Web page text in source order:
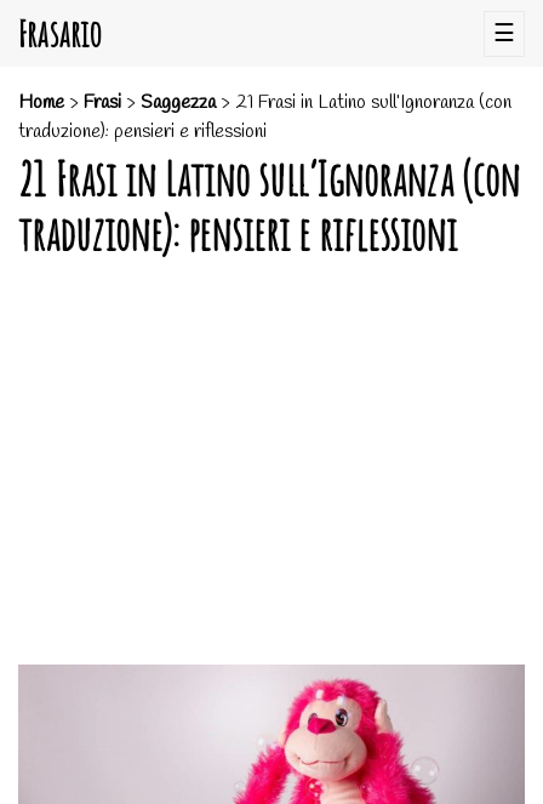
Frasario ☰
Home>Frasi > Saggezza> 21 Frasi in Latino sull’Ignoranza (con
traduzione): pensieri e riflessioni
21 Frasi in Latino sull’Ignoranza (con
traduzione): pensieri e riflessioni